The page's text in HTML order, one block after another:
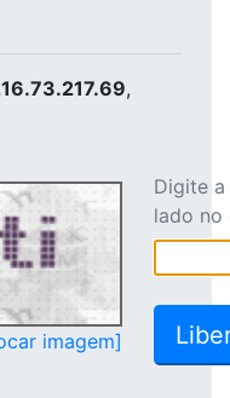
,
imagem]
Digite
lado no